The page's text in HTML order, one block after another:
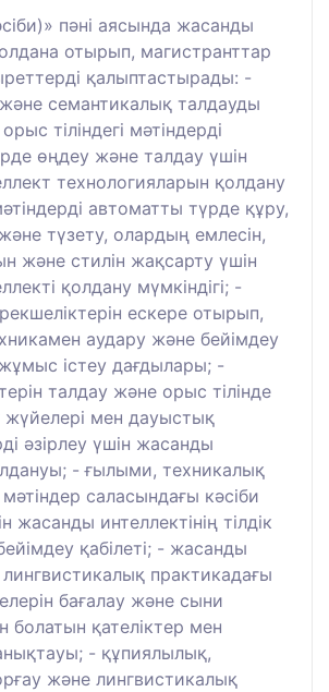
пәні аясында жасанды
отырып, магистранттар
қалыптастырады: -
және семантикалық талдауды
тіліндегі мәтіндерді
өңдеу және талдау үшін
технологияларын қолдану
автоматты түрде құру,
түзету, олардың емлесін,
және стилін жақсарту үшін
қолдану мүмкіндігі; -
ескере отырып,
аудару және бейімдеу
істеу дағдылары; -
талдау және орыс тілінде
жүйелері мен дауыстық
әзірлеу үшін жасанды
- ғылыми, техникалық
мәтіндер саласындағы кәсіби
жасанды интеллектінің тілдік
қабілеті; - жасанды
лингвистикалық практикадағы
бағалау және сыни
болатын қателіктер мен
- құпиялылық,
және лингвистикалық